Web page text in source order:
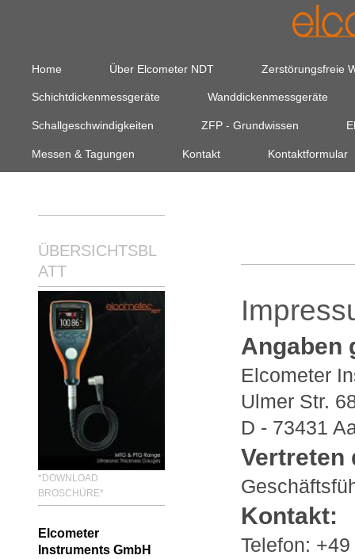
Home Über Elcometer NDT Zerstörungsfreie
Schichtdickenmessgeräte Wanddickenmessgeräte
Schallgeschwindigkeiten ZFP - Grundwissen
Messen & Tagungen Kontakt Kontaktformular
Angaben
Elcometer
Ulmer Str.
D - 73431
Vertreten
Kontakt:
Telefon:
ÜBERSICHTSBL
ATT
*DOWNLOAD
BROSCHÜRE*
Elcometer
Instruments GmbH